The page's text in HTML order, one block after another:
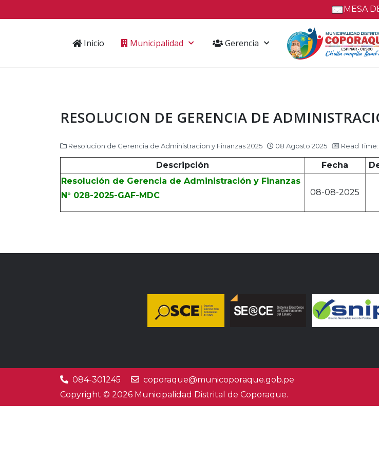
MESA
Inicio Municipalidad Gerencia
RESOLUCION DE GERENCIA DE
Resolucion de Gerencia de Administracion y Finanzas 2025 08 Agosto 2025 Read Time:
Descripción Fecha
Resolución de Gerencia de Administración y Finanzas
N° 028-2025-GAF-MDC
08-08-2025
084-301245
coporaque@municoporaque.gob.pe
Copyright © 2026 Municipalidad Distrital de Coporaque.